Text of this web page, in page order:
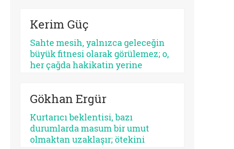
konumlandırılan bir düşünsel
merkez olarak Şiî geleneğin en
belirleyici unsurlarından biri
olmayı sürdürmektedir.
Kerim Güç
Sahte mesih, yalnızca geleceğin
büyük fitnesi olarak görülemez; o,
her çağda hakikatin yerine
sistemdir, kimi zaman bir şahıs,
kimi zaman bir kült, kimi zaman
da insanın kendi benliğidir. Biri
kalabalıkları yutar, diğeri kalbi.
Fakat ikisinin de kaynağı aynıdır:
Gökhan Ergür
Kurtarıcı beklentisi, bazı
durumlarda masum bir umut
olmaktan uzaklaşır; ötekini